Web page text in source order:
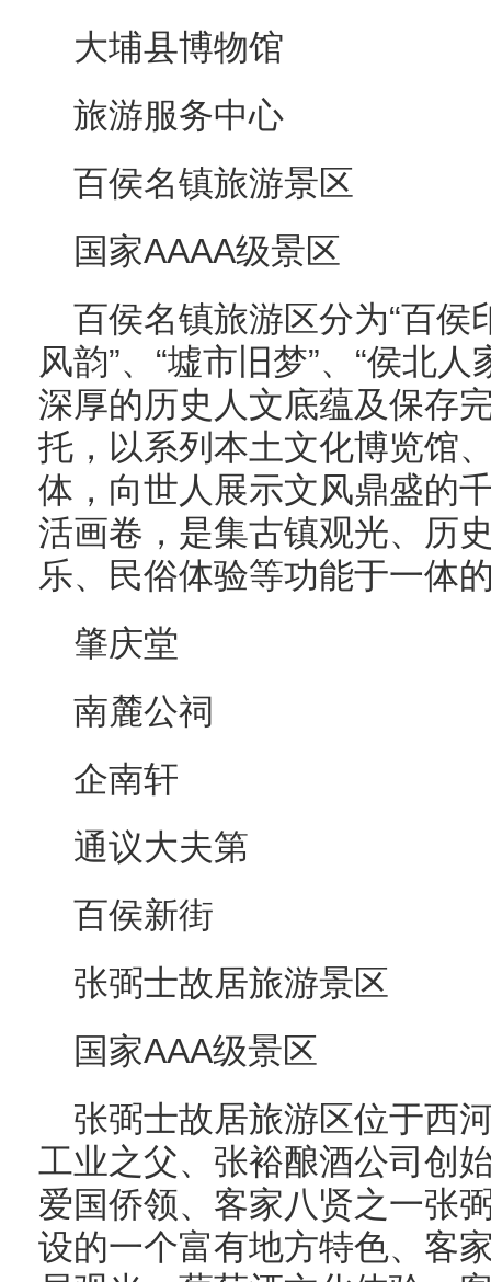
大埔县博物馆
旅游服务中心
百侯名镇旅游景区
国家AAAA级景区
百侯名镇旅游区分为“百侯
风韵”、“墟市旧梦”、“侯北
深厚的历史人文底蕴及保存
托，以系列本土文化博览馆
体，向世人展示文风鼎盛的
活画卷，是集古镇观光、历
乐、民俗体验等功能于一体
肇庆堂
南麓公祠
企南轩
通议大夫第
百侯新街
张弼士故居旅游景区
国家AAA级景区
张弼士故居旅游区位于西
工业之父、张裕酿酒公司创
爱国侨领、客家八贤之一张
设的一个富有地方特色、客